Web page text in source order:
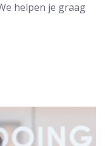
helpen je graag